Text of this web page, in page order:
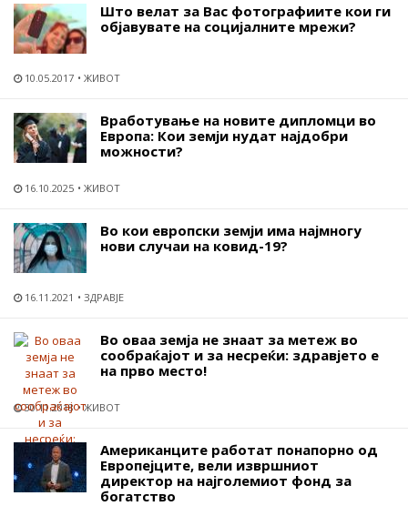
Што велат за Вас фотографиите кои ги
објавувате на социјалните мрежи?
10.05.2017 ЖИВОТ
Вработување на новите дипломци во
Европа: Кои земји нудат најдобри
можности?
16.10.2025 ЖИВОТ
Во кои европски земји има најмногу
нови случаи на ковид-19?
16.11.2021 ЗДРАВЈЕ
Во оваа земја не знаат за метеж во
сообраќајот и за несреќи: здравјето е
на прво место!
30.11.2018 ЖИВОТ
Американците работат понапорно од
Европејците, вели извршниот
директор на најголемиот фонд за
богатство